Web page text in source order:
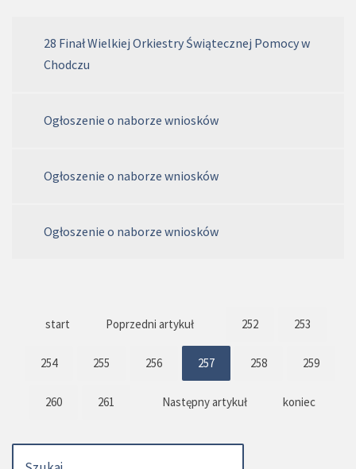
28 Finał Wielkiej Orkiestry Świątecznej Pomocy w
Chodczu
Ogłoszenie o naborze wniosków
Ogłoszenie o naborze wniosków
Ogłoszenie o naborze wniosków
start Poprzedni artykuł 252 253
254 255 256 257 258 259
260 261 Następny artykuł koniec